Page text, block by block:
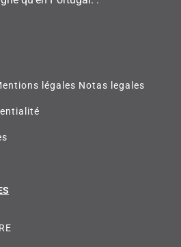
légales Notas legales